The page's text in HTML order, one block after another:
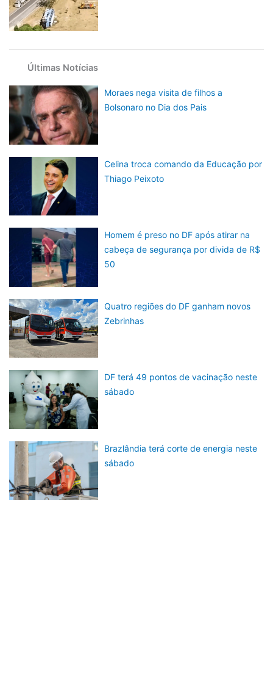
Últimas Notícias
Moraes nega visita de filhos a
Bolsonaro no Dia dos Pais
Celina troca comando da Educação por
Thiago Peixoto
Homem é preso no DF após atirar na
cabeça de segurança por divida de R$
50
Quatro regiões do DF ganham novos
Zebrinhas
DF terá 49 pontos de vacinação neste
sábado
Brazlândia terá corte de energia neste
sábado